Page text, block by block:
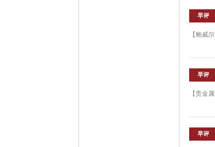
早评
【鲍威
早评
【贵金
早评